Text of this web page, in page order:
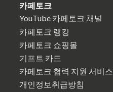
카페토크
YouTube 카페토크 채널
카페토크 랭킹
카페토크 쇼핑몰
기프트 카드
카페토크 협력 지원 서비스
개인정보취급방침